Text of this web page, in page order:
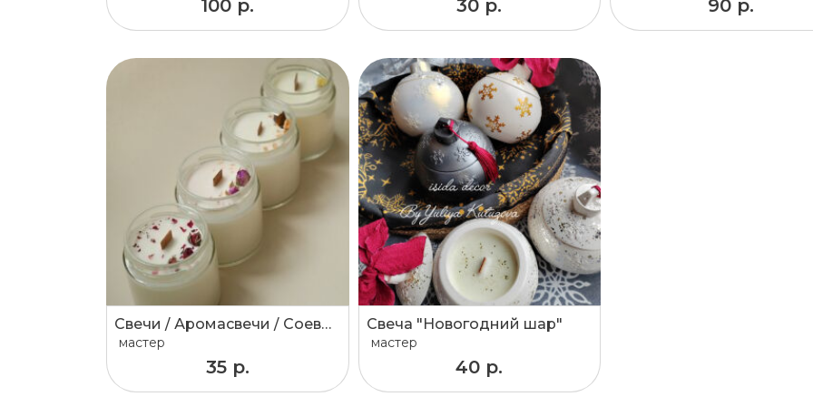
100 р. 30 р. 90 р.
Свечи / Аромасвечи / Соевые свечи
мастер
35 р.
Свеча "Новогодний шар"
мастер
40 р.